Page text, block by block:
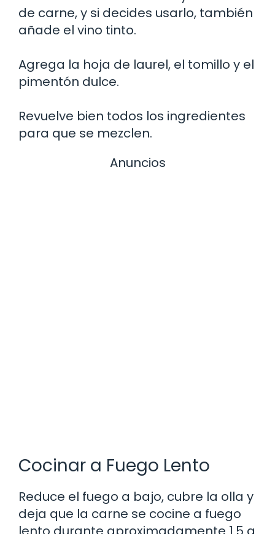
de carne, y si decides usarlo, también
añade el vino tinto.
Agrega la hoja de laurel, el tomillo y el
pimentón dulce.
Revuelve bien todos los ingredientes
para que se mezclen.
Anuncios
Cocinar a Fuego Lento
Reduce el fuego a bajo, cubre la olla y
deja que la carne se cocine a fuego